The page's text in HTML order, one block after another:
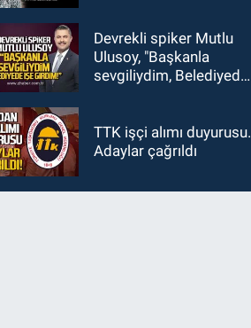
Devrekli spiker Mutlu
Ulusoy, "Başkanla
sevgiliydim, Belediyede
TTK işçi alımı duyurusu.
Adaylar çağrıldı